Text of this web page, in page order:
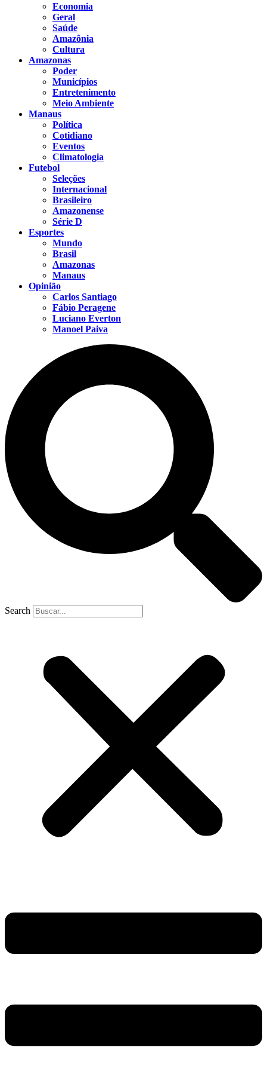
Economia
Geral
Saúde
Amazônia
Cultura
Amazonas
Poder
Municípios
Entretenimento
Meio Ambiente
Manaus
Política
Cotidiano
Eventos
Climatologia
Futebol
Seleções
Internacional
Brasileiro
Amazonense
Série D
Esportes
Mundo
Brasil
Amazonas
Manaus
Opinião
Carlos Santiago
Fábio Peragene
Luciano Everton
Manoel Paiva
Search